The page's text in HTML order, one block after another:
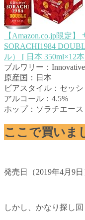
【Amazon.co.jp限定
SORACHI1984
ル） [ 日本 350ml×12
ブルワリー：
原産国：日本
ビアスタイル：セッシ
アルコール：4.5%
ホップ：ソラチエース
ここで買いま
発売日（2019年4月9日
しかし、かなり探し回